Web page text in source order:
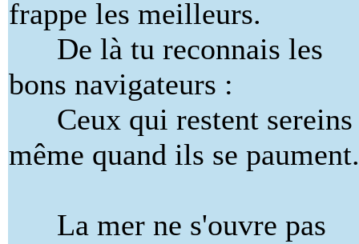
frappe les meilleurs.
De là tu reconnais les
bons navigateurs :
Ceux qui restent sereins
même quand ils se paument.
La mer ne s'ouvre pas